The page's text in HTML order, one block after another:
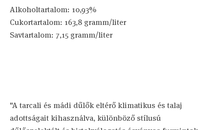
Alkoholtartalom: 10,93%
Cukortartalom: 163,8 gramm/liter
Savtartalom: 7,15 gramm/liter
"A tarcali és mádi dűlők eltérő klimatikus és talaj
adottságait kihasználva, különböző stílusú